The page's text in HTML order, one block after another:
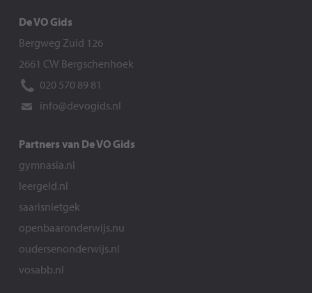
De VO Gids
Bergweg Zuid 126
2661 CW Bergschenhoek
020 570 89 81
info@devogids.nl
Partners van De VO Gids
gymnasia.nl
leergeld.nl
saarisnietgek
openbaaronderwijs.nu
oudersenonderwijs.nl
vosabb.nl